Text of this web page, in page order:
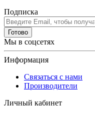
Подписка
Готово
Мы в соцсетях
Информация
Связаться с нами
Производители
Личный кабинет